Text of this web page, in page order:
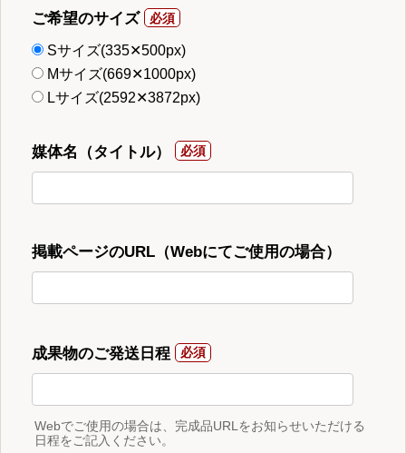
ご希望のサイズ
Sサイズ(335✕500px)
Mサイズ(669✕1000px)
Lサイズ(2592✕3872px)
媒体名（タイトル）
掲載ページのURL（Webにてご使用の場合）
成果物のご発送日程
Webでご使用の場合は、完成品URLをお知らせいただける
日程をご記入ください。